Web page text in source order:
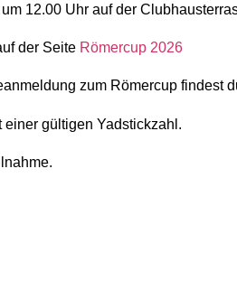
12.00 Uhr auf der
der Seite Römercup 2026
zum Römercup findest
gültigen Yadstickzahl.